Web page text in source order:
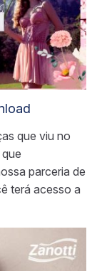
que viu no
parceria de
terá acesso a